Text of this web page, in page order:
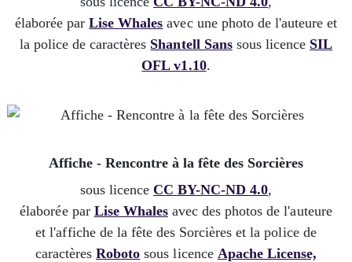
élaborée parLise Whales avec une photo de l'auteure et
la police de caractères Shantell Sanssous licence SIL
OFL v1.10.
Affiche - Rencontre à la fête des Sorcières
sous licence CC BY-NC-ND 4.0,
élaborée par Lise Whalesavec des photos de l'auteure
et l'affiche de la fête des Sorcières et la police de
caractèresRoboto sous licence Apache License,